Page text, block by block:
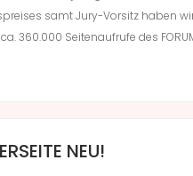
samt Jury-Vorsitz haben
360.000 Seitenaufrufe des
NEU!